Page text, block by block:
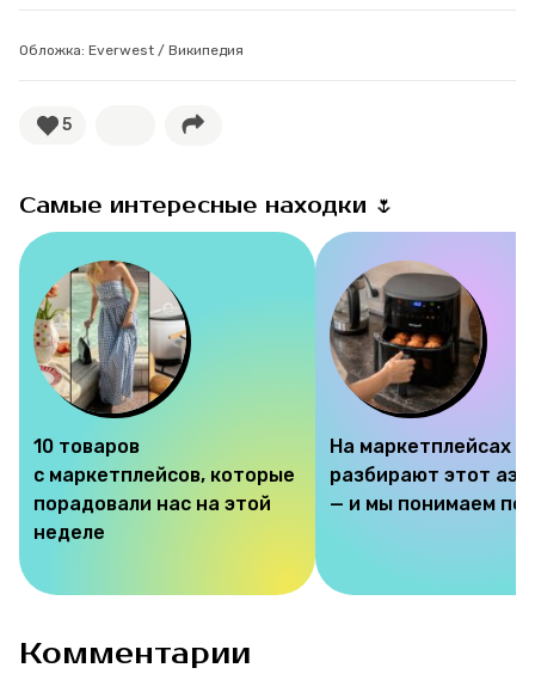
Обложка: Everwest / Википедия
5
Самые интересные находки 🌷
10 товаров
с маркетплейсов, которые
порадовали нас на этой
неделе
На маркетплейсах
разбирают этот
— и мы понимаем
Комментарии